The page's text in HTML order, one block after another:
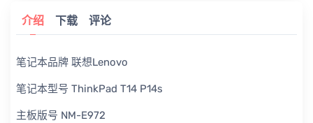
介绍 下载 评论
笔记本品牌 联想Lenovo
笔记本型号 ThinkPad T14 P14s
主板版号 NM-E972